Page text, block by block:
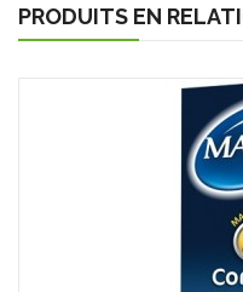
PRODUITS EN